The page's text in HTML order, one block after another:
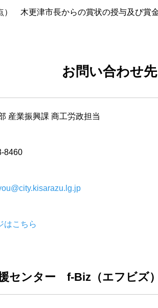
） 木更津市長からの賞状の授与及び賞
お問い合わせ先
産業振興課 商工労政担当
8460
はこちら
センター f-Biz（エフビズ